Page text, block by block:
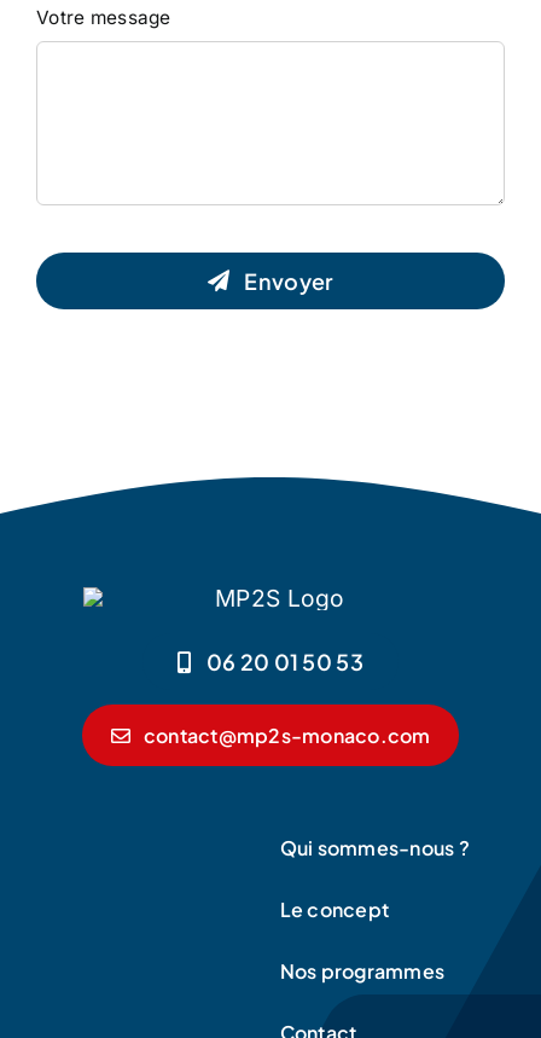
Votre message
Envoyer
06 20 01 50 53
contact@mp2s-monaco.com
Qui sommes-nous ?
Le concept
Nos programmes
Contact